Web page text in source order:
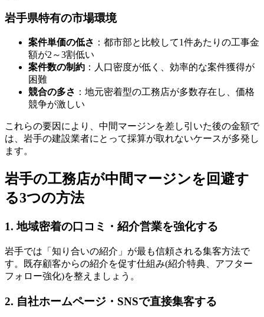
岩手県特有の市場環境
案件単価の低さ ：都市部と比較して1件あたりの工事金
額が2～3割低い
案件数の制約 ：人口密度が低く、効率的な案件獲得が
困難
競合の多さ ：地元密着型の工務店が多数存在し、価格
競争が激しい
これらの要因により、中間マージンを差し引いた後の金額で
は、岩手の建設業者にとって採算が取れないケースが多発し
ます。
岩手の工務店が中間マージンを回避す
る3つの方法
1. 地域密着の口コミ・紹介営業を強化する
岩手では「知り合いの紹介」が最も信頼される集客方法で
す。既存顧客からの紹介を促す仕組み(紹介特典、アフター
フォロー強化)を整えましょう。
2. 自社ホームページ・SNSで直接集客する